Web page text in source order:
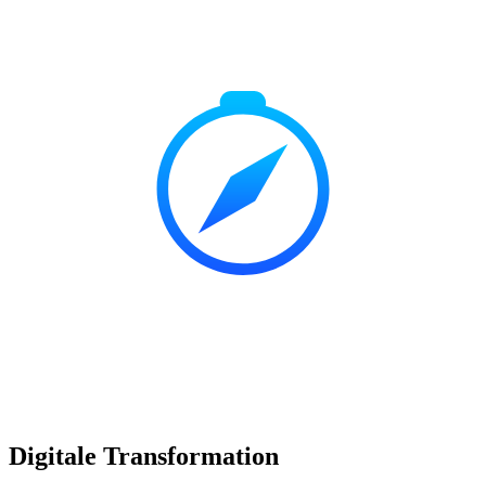
Digitale Transformation